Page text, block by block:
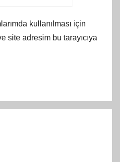
kullanılması için
site adresim bu tarayıcıya